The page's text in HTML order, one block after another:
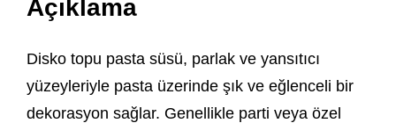
Açıklama
Disko topu pasta süsü, parlak ve yansıtıcı
yüzeyleriyle pasta üzerinde şık ve eğlenceli bir
dekorasyon sağlar. Genellikle parti veya özel